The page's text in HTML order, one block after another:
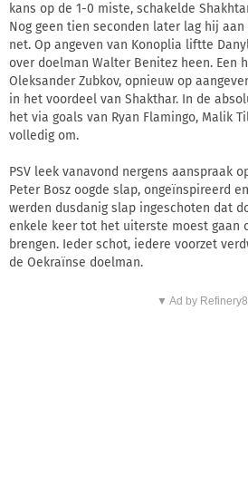
kans op de 1-0 miste, schakelde
Nog geen tien seconden later lag hij
net. Op angeven van Konoplia liftte
over doelman Walter Benitez heen. Een
Oleksander Zubkov, opnieuw op
in het voordeel van Shakthar. In de
het via goals van Ryan Flamingo, Malik
volledig om.
PSV leek vanavond nergens aanspraak
Peter Bosz oogde slap, ongeïnspireerd
werden dusdanig slap ingeschoten dat
enkele keer tot het uiterste moest gaan
brengen. Ieder schot, iedere voorzet
de Oekraïnse doelman.
▼ Ad by